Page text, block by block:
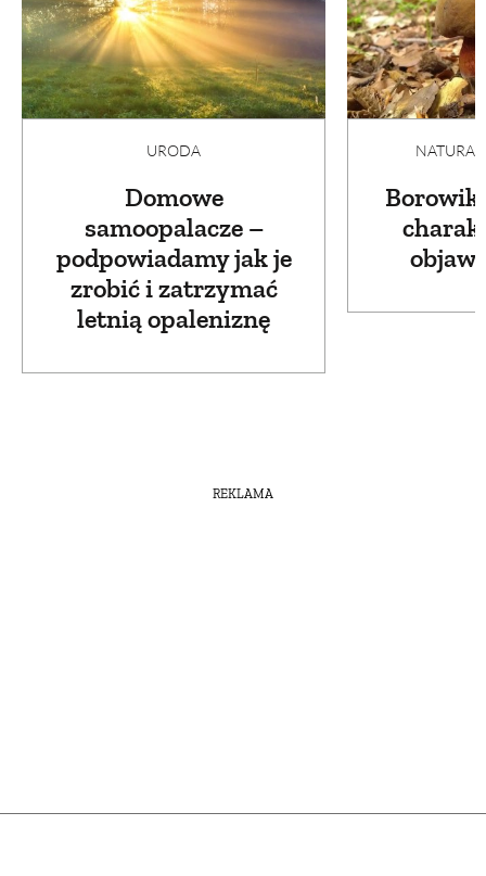
URODA
Domowe
samoopalacze –
podpowiadamy jak je
zrobić i zatrzymać
letnią opaleniznę
Borowik
REKLAMA